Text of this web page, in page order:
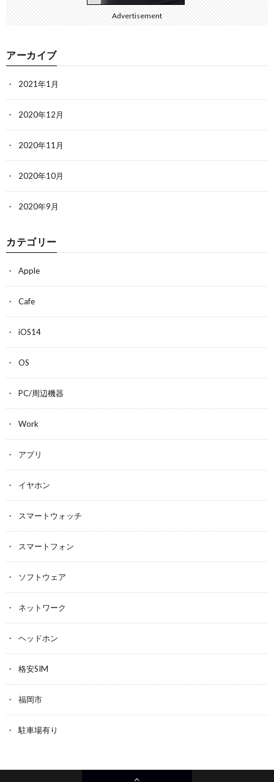
Advertisement
アーカイブ
2021年1月
2020年12月
2020年11月
2020年10月
2020年9月
カテゴリー
Apple
Cafe
iOS14
OS
PC/周辺機器
Work
アプリ
イヤホン
スマートウォッチ
スマートフォン
ソフトウェア
ネットワーク
ヘッドホン
格安SIM
福岡市
駐車場有り